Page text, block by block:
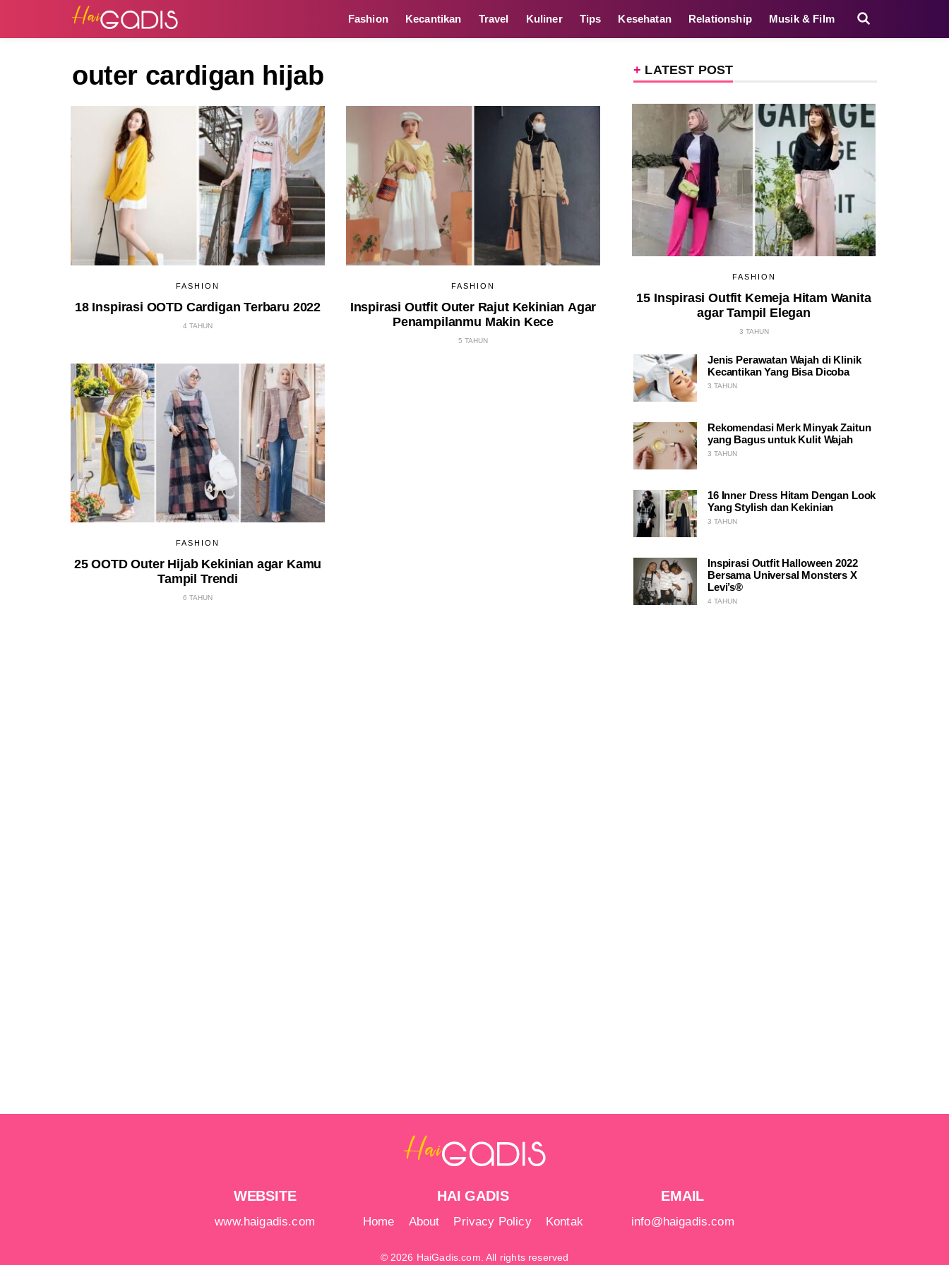
Fashion Kecantikan Travel Kuliner Tips Kesehatan Relationship Musik & Film
outer cardigan hijab
FASHION
18 Inspirasi OOTD Cardigan Terbaru 2022
4 TAHUN
FASHION
Inspirasi Outfit Outer Rajut Kekinian Agar
Penampilanmu Makin Kece
5 TAHUN
FASHION
25 OOTD Outer Hijab Kekinian agar Kamu
Tampil Trendi
6 TAHUN
LATEST POST
FASHION
15 Inspirasi Outfit Kemeja Hitam Wanita
agar Tampil Elegan
3 TAHUN
Jenis Perawatan Wajah di Klinik
Kecantikan Yang Bisa Dicoba
3 TAHUN
Rekomendasi Merk Minyak Zaitun
yang Bagus untuk Kulit Wajah
3 TAHUN
16 Inner Dress Hitam Dengan Look
Yang Stylish dan Kekinian
3 TAHUN
Inspirasi Outfit Halloween 2022
Bersama Universal Monsters X
Levi’s®
4 TAHUN
WEBSITE
www.haigadis.com
HAI GADIS
Home About Privacy Policy Kontak
EMAIL
info@haigadis.com
© 2026 HaiGadis.com. All rights reserved